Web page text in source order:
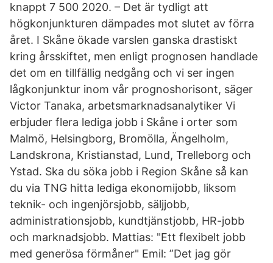
knappt 7 500 2020. – Det är tydligt att
högkonjunkturen dämpades mot slutet av förra
året. I Skåne ökade varslen ganska drastiskt
kring årsskiftet, men enligt prognosen handlade
det om en tillfällig nedgång och vi ser ingen
lågkonjunktur inom vår prognoshorisont, säger
Victor Tanaka, arbetsmarknadsanalytiker Vi
erbjuder flera lediga jobb i Skåne i orter som
Malmö, Helsingborg, Bromölla, Ängelholm,
Landskrona, Kristianstad, Lund, Trelleborg och
Ystad. Ska du söka jobb i Region Skåne så kan
du via TNG hitta lediga ekonomijobb, liksom
teknik- och ingenjörsjobb, säljjobb,
administrationsjobb, kundtjänstjobb, HR-jobb
och marknadsjobb. Mattias: "Ett flexibelt jobb
med generösa förmåner" Emil: ”Det jag gör